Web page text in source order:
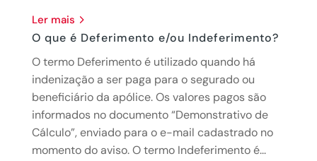
ler mais
O que é Deferimento e/ou Indeferimento?
O termo Deferimento é utilizado quando há
indenização a ser paga para o segurado ou
beneficiário da apólice. Os valores pagos são
informados no documento “Demonstrativo de
Cálculo”, enviado para o e-mail cadastrado no
momento do aviso. O termo Indeferimento é...